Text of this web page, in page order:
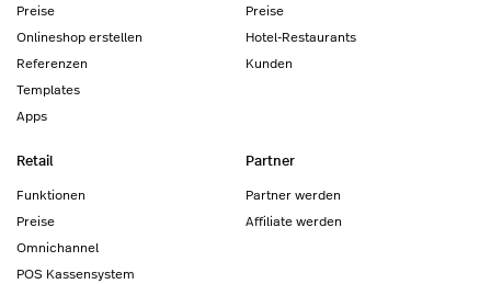
Preise
Onlineshop erstellen
Referenzen
Templates
Apps
Preise
Hotel-Restaurants
Kunden
Retail
Funktionen
Preise
Omnichannel
POS Kassensystem
Partner
Partner werden
Affiliate werden